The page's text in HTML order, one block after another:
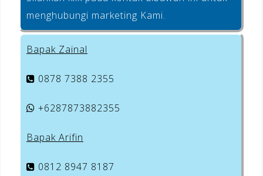
menghubungi marketing Kami.
Bapak Zainal
0878 7388 2355
+6287873882355
Bapak Arifin
0812 8947 8187